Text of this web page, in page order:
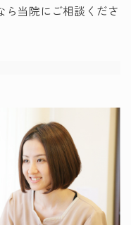
ら当院にご相談くださ